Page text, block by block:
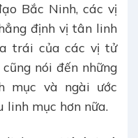
Bắc Ninh, các vị
định vị tân linh
trái của các vị tử
nói đến những
mục và ngài ước
linh mục hơn nữa.